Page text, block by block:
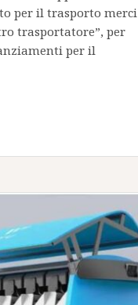
per il trasporto merci
trasportatore”, per
per il